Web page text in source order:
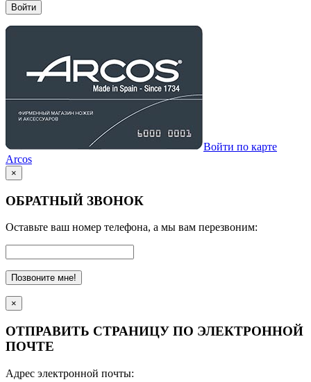
Войти
Войти по карте
Arcos
×
ОБРАТНЫЙ ЗВОНОК
Оставьте ваш номер телефона, а мы вам перезвоним:
Позвоните мне!
×
ОТПРАВИТЬ СТРАНИЦУ ПО ЭЛЕКТРОННОЙ
ПОЧТЕ
Адрес электронной почты: